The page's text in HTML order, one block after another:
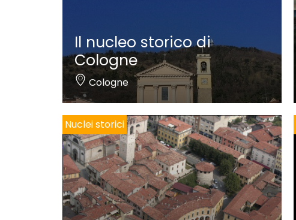
Il nucleo storico di
Cologne
Cologne
Nuclei storici